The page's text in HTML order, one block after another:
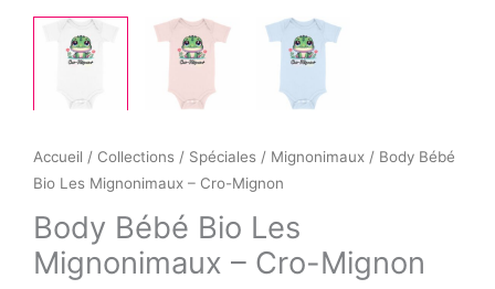
Accueil / Collections / Spéciales / Mignonimaux / Body Bébé
Bio Les Mignonimaux – Cro-Mignon
Body Bébé Bio Les
Mignonimaux – Cro-Mignon